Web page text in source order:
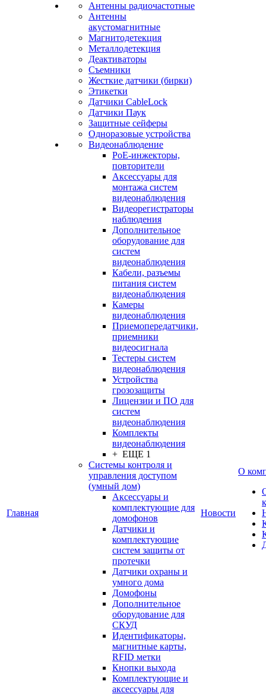
Главная
Антенны радиочастотные
Антенны
акустомагнитные
Магнитодетекция
Металлодетекция
Деактиваторы
Съемники
Жесткие датчики (бирки)
Этикетки
Датчики CableLock
Датчики Паук
Защитные сейферы
Одноразовые устройства
Видеонаблюдение
PoE-инжекторы,
повторители
Аксессуары для
монтажа систем
видеонаблюдения
Видеорегистраторы
наблюдения
Дополнительное
оборудование для
систем
видеонаблюдения
Кабели, разъемы
питания систем
видеонаблюдения
Камеры
видеонаблюдения
Приемопередатчики,
приемники
видеосигнала
Тестеры систем
видеонаблюдения
Устройства
грозозащиты
Лицензии и ПО для
систем
видеонаблюдения
Комплекты
видеонаблюдения
+ ЕЩЕ 1
Системы контроля и
управления доступом
(умный дом)
Аксессуары и
комплектующие для
домофонов
Датчики и
комплектующие
систем защиты от
протечки
Датчики охраны и
умного дома
Домофоны
Дополнительное
оборудование для
СКУД
Идентификаторы,
магнитные карты,
RFID метки
Кнопки выхода
Комплектующие и
аксессуары для
Новости
О